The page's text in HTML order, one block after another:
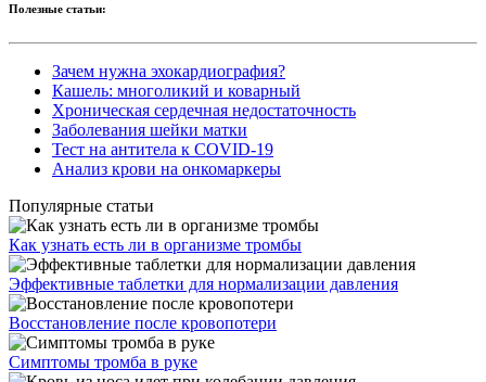
Полезные статьи:
Зачем нужна эхокардиография?
Кашель: многоликий и коварный
Хроническая сердечная недостаточность
Заболевания шейки матки
Тест на антитела к COVID-19
Анализ крови на онкомаркеры
Популярные статьи
Как узнать есть ли в организме тромбы
Эффективные таблетки для нормализации давления
Восстановление после кровопотери
Симптомы тромба в руке